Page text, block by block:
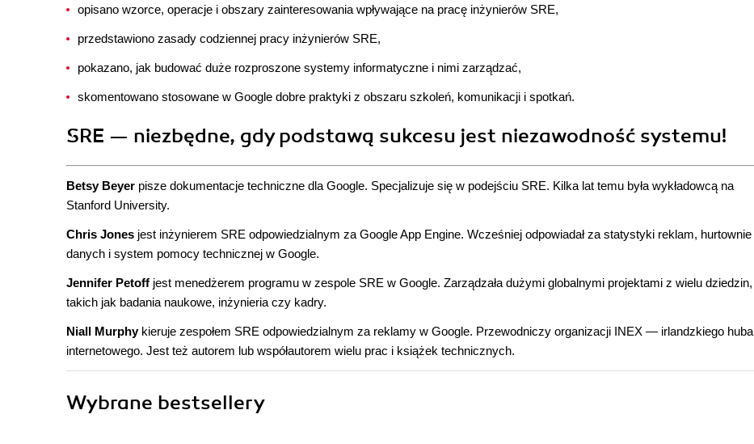
opisano wzorce, operacje i obszary zainteresowania wpływające na pracę inżynierów SRE,
przedstawiono zasady codziennej pracy inżynierów SRE,
pokazano, jak budować duże rozproszone systemy informatyczne i nimi zarządzać,
skomentowano stosowane w Google dobre praktyki z obszaru szkoleń, komunikacji i spotkań.
SRE — niezbędne, gdy podstawą sukcesu jest niezawodność systemu!
Betsy Beyer pisze dokumentacje techniczne dla Google. Specjalizuje się w podejściu SRE. Kilka lat temu była wykładowcą na
Stanford University.
Chris Jones jest inżynierem SRE odpowiedzialnym za Google App Engine. Wcześniej odpowiadał za statystyki reklam, hurtownie
danych i system pomocy technicznej w Google.
Jennifer Petoff jest menedżerem programu w zespole SRE w Google. Zarządzała dużymi globalnymi projektami z wielu dziedzin,
takich jak badania naukowe, inżynieria czy kadry.
Niall Murphykieruje zespołem SRE odpowiedzialnym za reklamy w Google. Przewodniczy organizacji INEX — irlandzkiego huba
internetowego. Jest też autorem lub współautorem wielu prac i książek technicznych.
Wybrane bestsellery